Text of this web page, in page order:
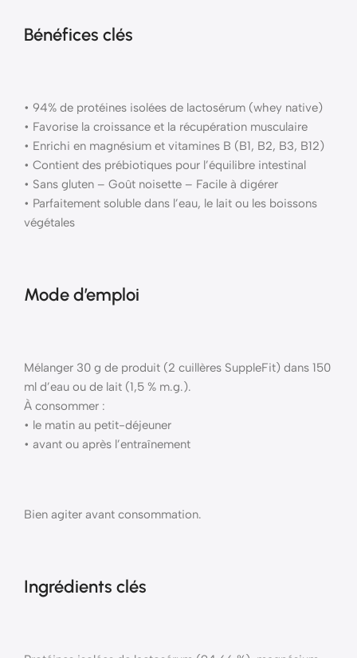
Bénéfices clés
• 94% de protéines isolées de lactosérum (whey native)
• Favorise la croissance et la récupération musculaire
• Enrichi en magnésium et vitamines B (B1, B2, B3, B12)
• Contient des prébiotiques pour l’équilibre intestinal
• Sans gluten – Goût noisette – Facile à digérer
• Parfaitement soluble dans l’eau, le lait ou les boissons
végétales
Mode d’emploi
Mélanger 30 g de produit (2 cuillères SuppleFit) dans 150
ml d’eau ou de lait (1,5 % m.g.).
À consommer :
• le matin au petit-déjeuner
• avant ou après l’entraînement
Bien agiter avant consommation.
Ingrédients clés